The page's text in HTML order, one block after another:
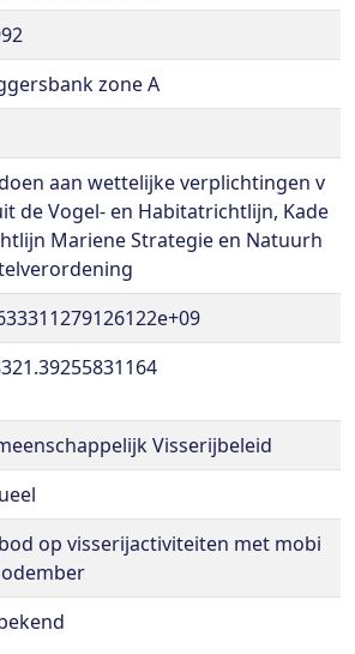
zone A
aan wettelijke verplichtingen v
de Vogel- en Habitatrichtlijn, Kade
Mariene Strategie en Natuurh
Visserijbeleid
op visserijactiviteiten met mobi